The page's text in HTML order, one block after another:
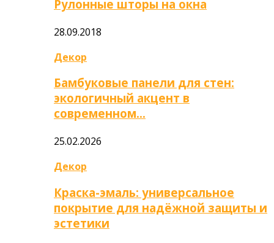
Рулонные шторы на окна
28.09.2018
Декор
Бамбуковые панели для стен:
экологичный акцент в
современном…
25.02.2026
Декор
Краска-эмаль: универсальное
покрытие для надёжной защиты и
эстетики